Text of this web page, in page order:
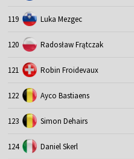
119 Luka Mezgec
120 Radosław Frątczak
121 Robin Froidevaux
122 Ayco Bastiaens
123 Simon Dehairs
124 Daniel Skerl